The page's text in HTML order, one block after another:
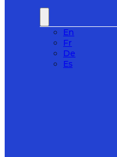
En
Fr
De
Es